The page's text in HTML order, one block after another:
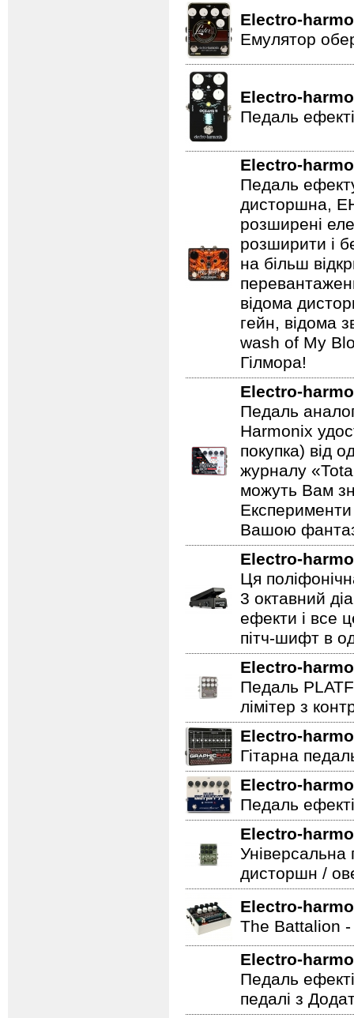
Electro-
Емулятор
Electro-
Педаль
Electro-
Педаль
дисторшна,
розширені
розширити і
на більш
відома
гейн, відома
wash of My
Гілмора!
Electro-
Педаль
Harmonix
покупка) від
журналу
можуть Вам
Вашою
Electro-
Ця
3 октавний
ефекти і все
пітч-шифт в
Electro-
Педаль
лімітер з
Electro-
Гітарна
Electro-
Педаль
Electro-
Універсальна
дисторшн /
Electro-
The Battalion -
Electro-
Педаль
педалі з